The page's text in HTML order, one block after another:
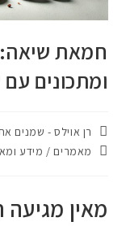
חמאת שיאה:
ומתכונים
רן אוילס - שמנים
מאמרים / מידע
מאין